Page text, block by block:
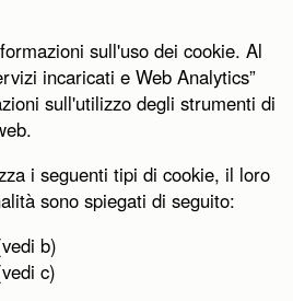
sull'uso dei cookie. Al
incaricati e Web Analytics”
sull'utilizzo degli strumenti di
i seguenti tipi di cookie, il loro
sono spiegati di seguito:
b)
c)